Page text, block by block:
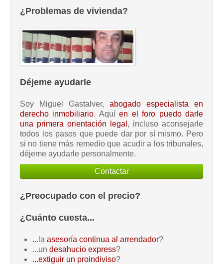
¿Problemas de vivienda?
Déjeme ayudarle
Soy Miguel Gastalver, abogado especialista en
derecho inmobiliario. Aquíen el foro puedo darle
una primera orientación legal , incluso aconsejarle
todos los pasos que puede dar por sí mismo. Pero
si no tiene más remedio que acudir a los tribunales,
déjeme ayudarle personalmente.
Contactar
¿Preocupado con el precio?
¿Cuánto cuesta...
...la asesoría continua al arrendador?
...un desahucio express?
...extiguir un proindiviso?